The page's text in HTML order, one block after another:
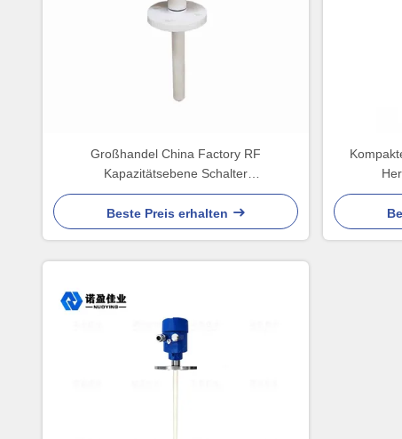
Großhandel China Factory RF
Kapazitätsebene Schalter
Brennstoffbehälter Aluminium Gehäuse
Beste Preis erhalten